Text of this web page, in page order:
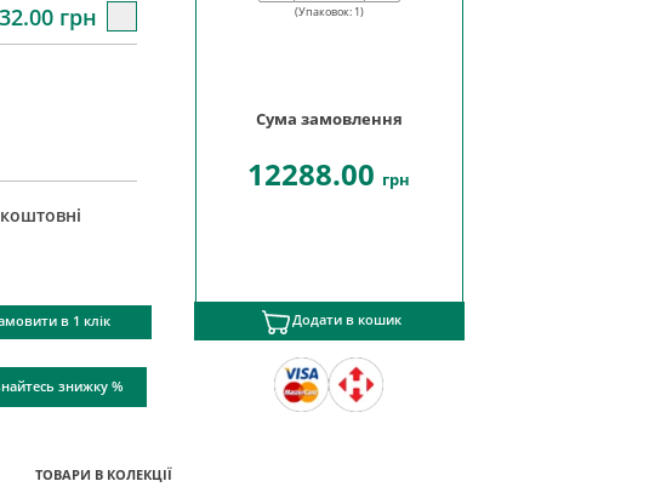
грн
в 1 клік
(Упаковок: 1)
Сума замовлення
12288.00 грн
Додати в кошик
знижку %
ТОВАРИ В КОЛЕКЦІЇ